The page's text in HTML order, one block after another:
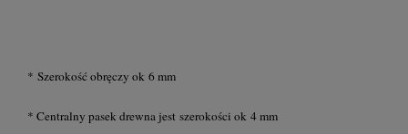
* Szerokość obręczy ok 6 mm
* Centralny pasek drewna jest szerokości ok 4 mm